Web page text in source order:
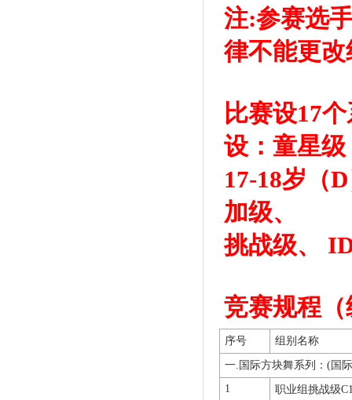
注:参赛选
律不能更
比赛设17
设：童星
17-18岁（
加级、
挑战级、
竞赛规程
序号 组别名称
一.国际方块舞系列：(国
1
职业组挑战级